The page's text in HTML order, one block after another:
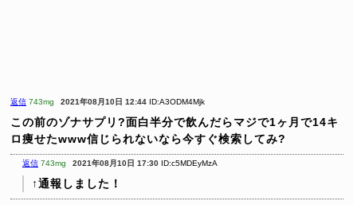
返信 743mg 2021年08月10日 12:44 ID:A3ODM4Mjk
この前のゾナサプリ?面白半分で飲んだらマジで1ヶ月で14キ
ロ痩せたwww信じられないなら今すぐ検索してみ?
返信 743mg 2021年08月10日 17:30 ID:c5MDEyMzA
↑通報しました！